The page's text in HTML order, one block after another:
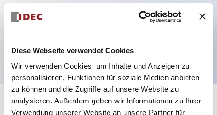
Diese Webseite verwendet Cookies
Wir verwenden Cookies, um Inhalte und Anzeigen zu
personalisieren, Funktionen für soziale Medien anbieten
zu können und die Zugriffe auf unsere Website zu
analysieren. Außerdem geben wir Informationen zu Ihrer
Verwendung unserer Website an unsere Partner für
Hauptmerkmale
ø30mm Pilzknopf, 2 Schließer-Kontakte,
Löt-/Laschenanschluss #110, gelber Knopf
Spezifikationen Alle erweitern